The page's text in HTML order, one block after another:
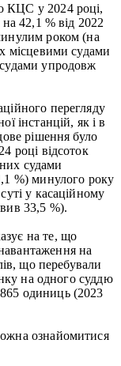
КЦС у 2024 році,
42,1 % від 2022
роком (на
місцевими судами
упродовж
перегляду
інстанцій, як і в
рішення було
році відсоток
судами
%) минулого року
у касаційному
33,5 %).
на те, що
на
що перебували
на одного суддю
одиниць (2023
ознайомитися